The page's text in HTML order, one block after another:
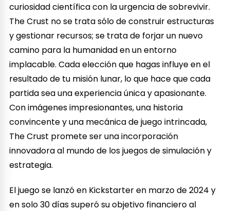
curiosidad científica con la urgencia de sobrevivir.
The Crust no se trata sólo de construir estructuras
y gestionar recursos; se trata de forjar un nuevo
camino para la humanidad en un entorno
implacable. Cada elección que hagas influye en el
resultado de tu misión lunar, lo que hace que cada
partida sea una experiencia única y apasionante.
Con imágenes impresionantes, una historia
convincente y una mecánica de juego intrincada,
The Crust promete ser una incorporación
innovadora al mundo de los juegos de simulación y
estrategia.
El juego se lanzó en Kickstarter en marzo de 2024 y
en solo 30 días superó su objetivo financiero al